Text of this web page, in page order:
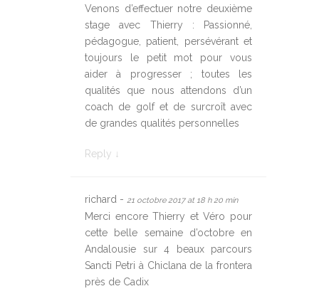
Venons d’effectuer notre deuxième
stage avec Thierry : Passionné,
pédagogue, patient, persévérant et
toujours le petit mot pour vous
aider à progresser ; toutes les
qualités que nous attendons d’un
coach de golf et de surcroît avec
de grandes qualités personnelles
Reply ↓
richard - 21 octobre 2017 at 18 h 20 min
Merci encore Thierry et Véro pour
cette belle semaine d’octobre en
Andalousie sur 4 beaux parcours
Sancti Petri à Chiclana de la frontera
près de Cadix